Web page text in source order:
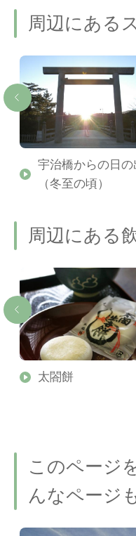
周辺にある
宇治橋からの日の
（冬至の頃）
周辺にある
太閤餅
このページ
んなページ